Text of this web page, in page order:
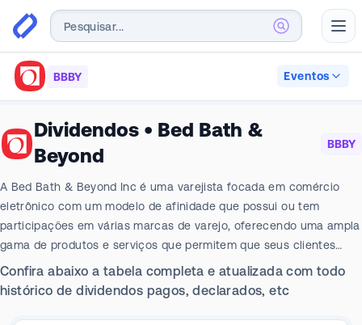
BBBY Eventos
Dividendos • Bed Bath &
Beyond
BBBY
A Bed Bath & Beyond Inc é uma varejista focada em comércio
eletrônico com um modelo de afinidade que possui ou tem
participações em várias marcas de varejo, oferecendo uma ampla
gama de produtos e serviços que permitem que seus clientes
melhorem o dia a dia com qualidade, estilo e valor. Atualmente, a
empresa possui Bed Bath & Beyond, Overstock, buybuy BABY e
Confira abaixo a tabela completa e atualizada com todo
histórico de dividendos pagos, declarados, etc